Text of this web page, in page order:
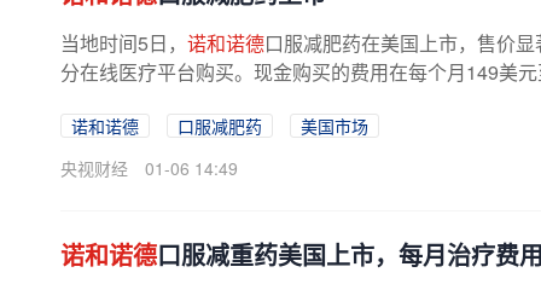
当地时间5日， 诺和诺德口服减肥药在美国上市，售价
分在线医疗平台购买。现金购买的费用在每个月149美
诺和诺德 口服减肥药
美国市场
央视财经
01-06 14:49
诺和诺德口服减重药美国上市，每月治疗费